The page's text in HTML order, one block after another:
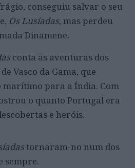
conseguiu salvar o seu
Os Lusíadas, mas perdeu
Dinamene.
conta as aventuras dos
Vasco da Gama, que
para a Índia. Com
o quanto Portugal era
e heróis.
tornaram-no num dos
sempre.